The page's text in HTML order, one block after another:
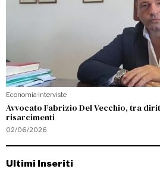
Economia·Interviste
Avvocato Fabrizio Del Vecchio, tra
risarcimenti
02/06/2026
Ultimi Inseriti